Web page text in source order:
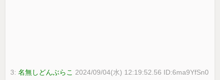
3:名無しどんぶらこ 2024/09/04(水) 12:19:52.56 ID:6ma9YfSn0